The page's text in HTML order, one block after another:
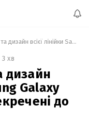
Характеристики та дизайн всієї лінійки Samsung Galaxy S23 повністю розсекречені до презентації
3 хв
дизайн
Galaxy
до